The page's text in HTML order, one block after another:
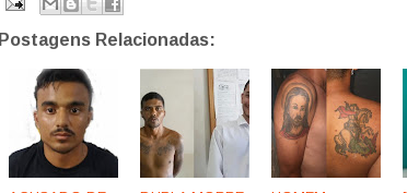
Postagens Relacionadas: